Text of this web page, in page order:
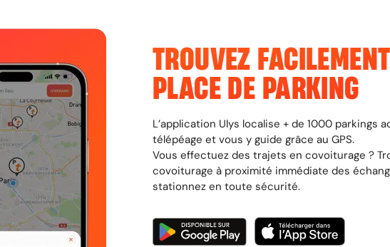
TROUVEZ
PLACE DE PARKING
L’application Ulys localise + de 1000 parkings
télépéage et vous y guide grâce au GPS.
Vous effectuez des trajets en covoiturage ?
covoiturage à proximité immédiate des
stationnez en toute sécurité.